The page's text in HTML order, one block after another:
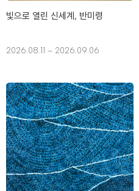
빛으로 열린 신세계, 반미령
2026.08.11 – 2026.09.06